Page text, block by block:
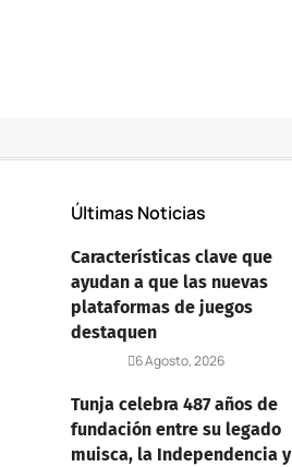
Últimas Noticias
Características clave que
ayudan a que las nuevas
plataformas de juegos
destaquen
6 Agosto, 2026
Tunja celebra 487 años de
fundación entre su legado
muisca, la Independencia y